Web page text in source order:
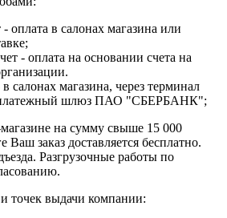
оплата в салонах магазина или
- оплата на основании счета на
салонах магазина, через терминал
платежный шлюз ПАО "СБЕРБАНК";
на сумму свыше 15 000
Ваш заказ доставляется бесплатно.
Разгрузочные работы по
точек выдачи компании: